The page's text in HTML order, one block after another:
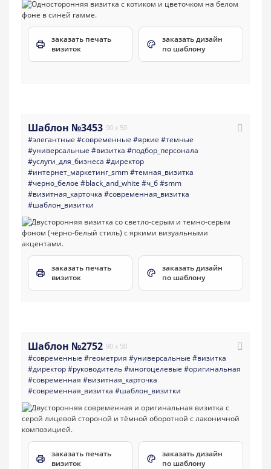
заказать печать
визиток
заказать дизайн
по шаблону
Шаблон №3453 90 x 50
#элегантные #современные #яркие #темные
#универсальные #визитка #подбор_персонала
#услуги_для_бизнеса #директор
#интернет_маркетинг_smm#темная_визитка
#черно_белое #black_and_white #ч_б#smm
#визитная_карточка #современная_визитка
#шаблон_визитки
заказать печать
визиток
заказать дизайн
по шаблону
Шаблон №2752 90 x 50
#современные #геометрия #универсальные #визитка
#директор#руководитель#многоцелевые #оригинальная
#современная #визитная_карточка
#современная_визитка #шаблон_визитки
заказать печать
визиток
заказать дизайн
по шаблону